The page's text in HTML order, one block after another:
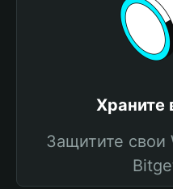
Храните
Защитите свои